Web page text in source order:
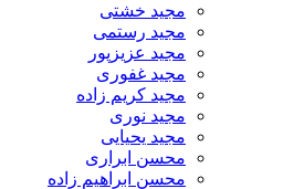
مجید خشتی
مجید رستمی
مجید عزیزپور
مجید غفوری
مجید کریم زاده
مجید نوری
مجید یحیایی
محسن ابراری
محسن ابراهیم زاده